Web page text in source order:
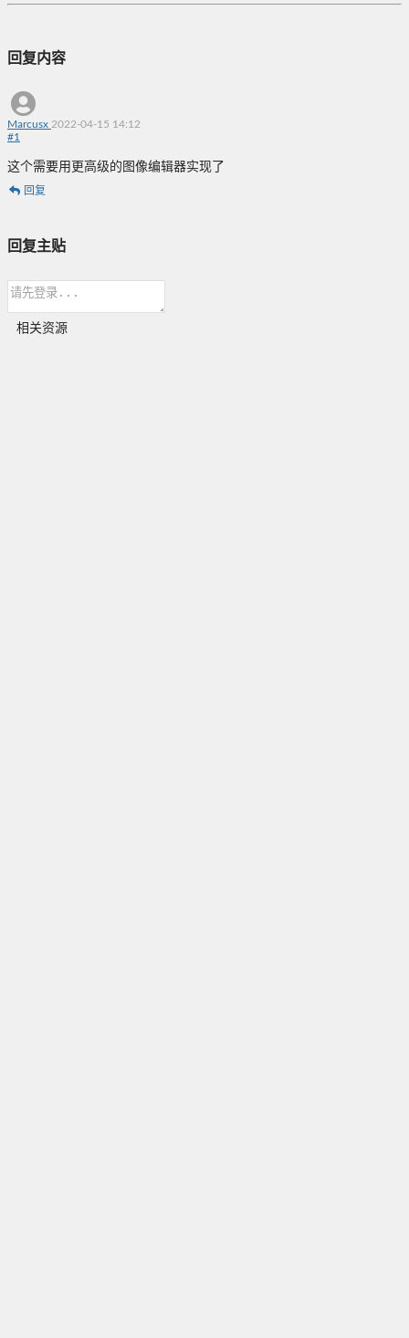
回复内容
Marcusx 2022-04-15 14:12
#1
这个需要用更高级的图像编辑器实现了
回复
回复主贴
相关资源